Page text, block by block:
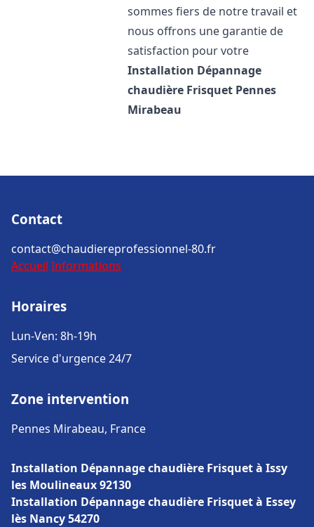
sommes fiers de notre travail et
nous offrons une garantie de
satisfaction pour votre
Installation Dépannage
chaudière Frisquet Pennes
Mirabeau
Contact
contact@chaudiereprofessionnel-80.fr
Accueil Informations
Horaires
Lun-Ven: 8h-19h
Service d'urgence 24/7
Zone intervention
Pennes Mirabeau, France
Installation Dépannage chaudière Frisquet à Issy
les Moulineaux 92130
Installation Dépannage chaudière Frisquet à Essey
lès Nancy 54270